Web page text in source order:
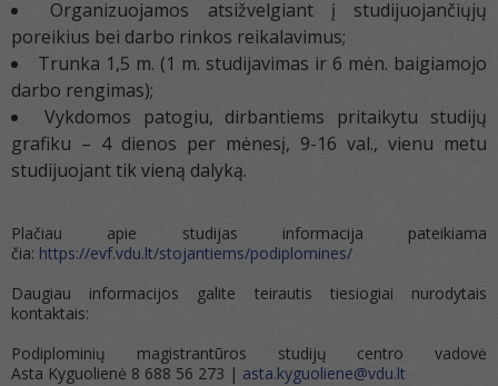
Organizuojamos atsižvelgiant į studijuojančiųjų
poreikius bei darbo rinkos reikalavimus;
Trunka 1,5 m. (1 m. studijavimas ir 6 mėn. baigiamojo
darbo rengimas);
Vykdomos patogiu, dirbantiems pritaikytu studijų
grafiku – 4 dienos per mėnesį, 9-16 val., vienu metu
studijuojant tik vieną dalyką.
Plačiau apie studijas informacija pateikiama
čia: https://evf.vdu.lt/stojantiems/podiplomines/
Daugiau informacijos galite teirautis tiesiogiai nurodytais
kontaktais:
Podiplominių magistrantūros studijų centro vadovė
Asta Kyguolienė 8 688 56 273 | asta.kyguoliene@vdu.lt